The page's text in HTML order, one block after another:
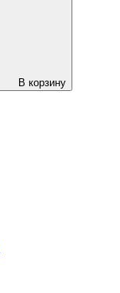
В корзину